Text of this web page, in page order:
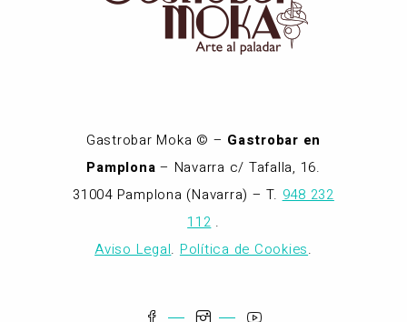
Gastrobar Moka © – Gastrobar en
Pamplona – Navarra c/ Tafalla, 16.
31004 Pamplona (Navarra) – T. 948 232
112 .
Aviso Legal. Política de Cookies.